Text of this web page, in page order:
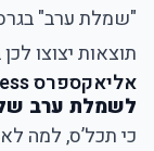
"שמלת ערב"
תוצאות יצוצו
אליאקספרס Evening Dress
לשמלת ערב שלכן
כי תכל’ס, למה